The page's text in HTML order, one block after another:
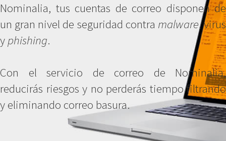
Nominalia, tus cuentas de correo disponen de
un gran nivel de seguridad contra malware, virus
y phishing.
Con el servicio de correo de Nominalia,
reducirás riesgos y no perderás tiempo filtrando
y eliminando correo basura.